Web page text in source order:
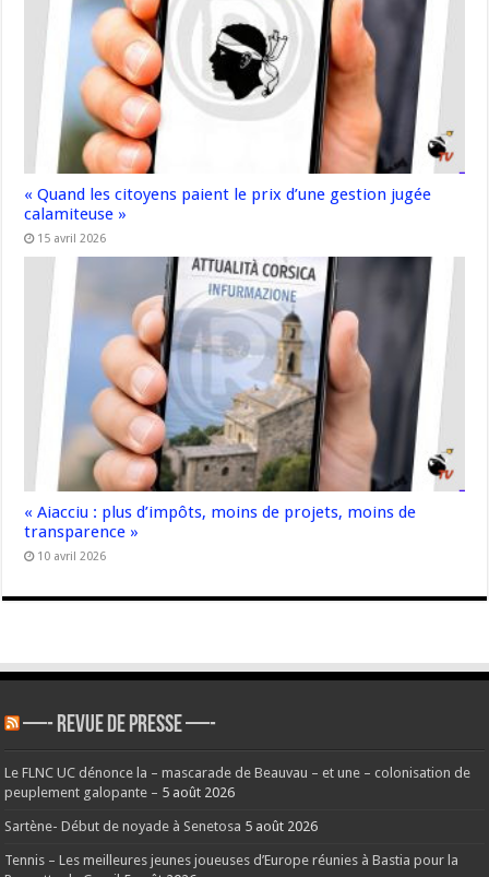
« Quand les citoyens paient le prix d’une gestion jugée
calamiteuse »
15 avril 2026
« Aiacciu : plus d’impôts, moins de projets, moins de
transparence »
10 avril 2026
—- REVUE DE PRESSE —-
Le FLNC UC dénonce la – mascarade de Beauvau – et une – colonisation de
peuplement galopante – 5 août 2026
Sartène- Début de noyade à Senetosa 5 août 2026
Tennis – Les meilleures jeunes joueuses d’Europe réunies à Bastia pour la